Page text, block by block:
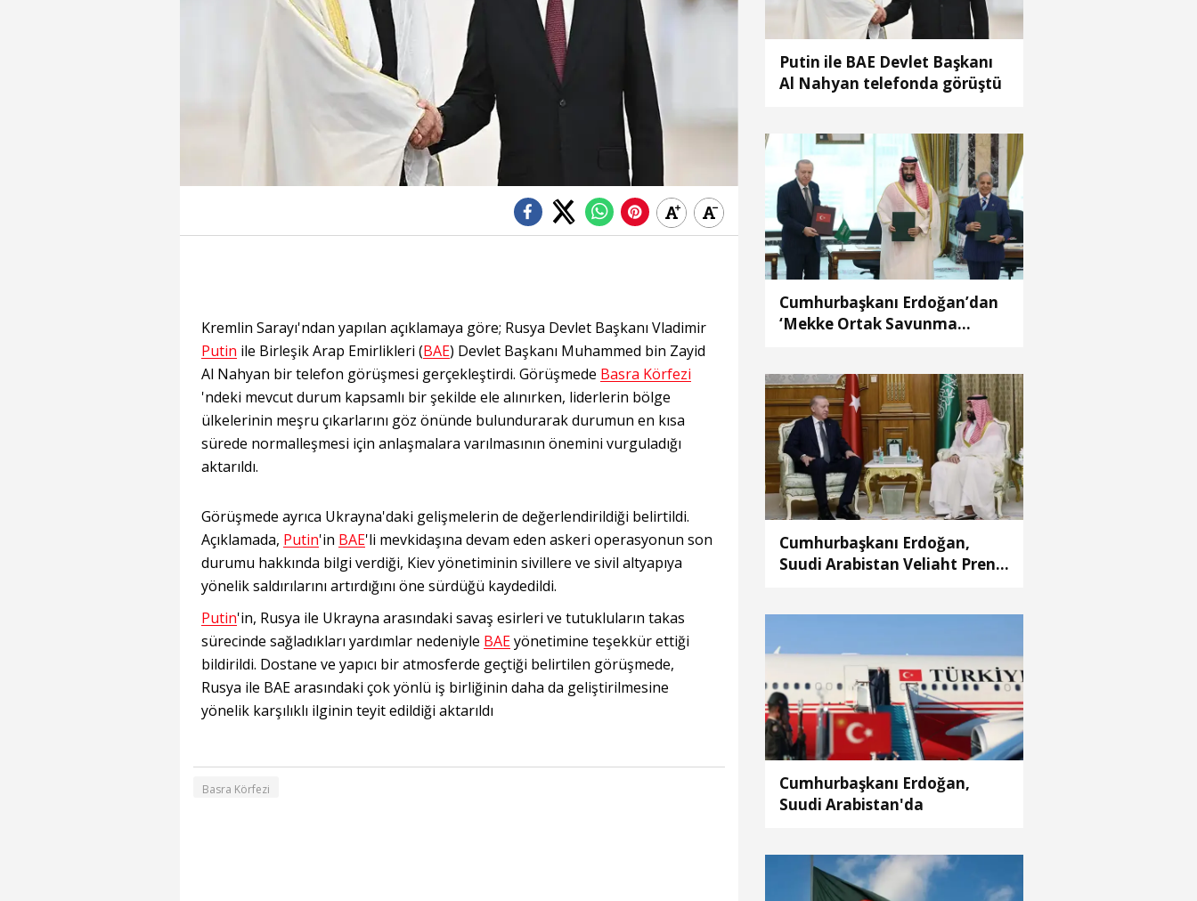
Kremlin Sarayı'ndan yapılan açıklamaya göre; Rusya Devlet Başkanı Vladimir
Putin ile Birleşik Arap Emirlikleri (BAE) Devlet Başkanı Muhammed bin Zayid
Al Nahyan bir telefon görüşmesi gerçekleştirdi. Görüşmede Basra Körfezi
'ndeki mevcut durum kapsamlı bir şekilde ele alınırken, liderlerin bölge
ülkelerinin meşru çıkarlarını göz önünde bulundurarak durumun en kısa
sürede normalleşmesi için anlaşmalara varılmasının önemini vurguladığı
aktarıldı.
Görüşmede ayrıca Ukrayna'daki gelişmelerin de değerlendirildiği belirtildi.
Açıklamada, Putin'in BAE'li mevkidaşına devam eden askeri operasyonun son
durumu hakkında bilgi verdiği, Kiev yönetiminin sivillere ve sivil altyapıya
yönelik saldırılarını artırdığını öne sürdüğü kaydedildi.
Putin'in, Rusya ile Ukrayna arasındaki savaş esirleri ve tutukluların takas
sürecinde sağladıkları yardımlar nedeniyle BAEyönetimine teşekkür ettiği
bildirildi. Dostane ve yapıcı bir atmosferde geçtiği belirtilen görüşmede,
Rusya ile BAE arasındaki çok yönlü iş birliğinin daha da geliştirilmesine
yönelik karşılıklı ilginin teyit edildiği aktarıldı
Basra Körfezi
Putin ile BAE Devlet Başkanı
Al Nahyan telefonda görüştü
Cumhurbaşkanı Erdoğan’dan
‘Mekke Ortak Savunma
Cumhurbaşkanı Erdoğan,
Suudi Arabistan Veliaht Prensi
Cumhurbaşkanı Erdoğan,
Suudi Arabistan'da